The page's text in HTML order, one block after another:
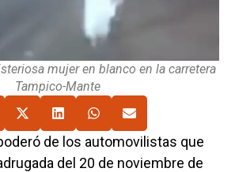
mujer en blanco en la carretera
Tampico-Mante
de los automovilistas que
del 20 de noviembre de